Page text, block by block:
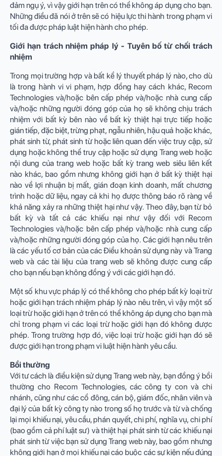
đảm ngụ ý, vì vậy giới hạn trên có thể không áp dụng cho bạn.
Những điều đã nói ở trên sẽ có hiệu lực thi hành trong phạm vi
tối đa được pháp luật hiện hành cho phép.
Giới hạn trách nhiệm pháp lý - Tuyên bố từ chối trách
nhiệm
Trong mọi trường hợp và bất kể lý thuyết pháp lý nào, cho dù
là trong hành vi vi phạm, hợp đồng hay cách khác, Recom
Technologies và/hoặc bên cấp phép và/hoặc nhà cung cấp
và/hoặc những người đóng góp của họ sẽ không chịu trách
nhiệm với bất kỳ bên nào về bất kỳ thiệt hại trực tiếp hoặc
gián tiếp, đặc biệt, trừng phạt, ngẫu nhiên, hậu quả hoặc khác,
phát sinh từ, phát sinh từ hoặc liên quan đến việc truy cập, sử
dụng hoặc không thể truy cập hoặc sử dụng Trang web hoặc
nội dung của trang web hoặc bất kỳ trang web siêu liên kết
nào khác, bao gồm nhưng không giới hạn ở bất kỳ thiệt hại
nào về lợi nhuận bị mất, gián đoạn kinh doanh, mất chương
trình hoặc dữ liệu, ngay cả khi họ được thông báo rõ ràng về
khả năng xảy ra những thiệt hại như vậy. Theo đây, bạn từ bỏ
bất kỳ và tất cả các khiếu nại như vậy đối với Recom
Technologies và/hoặc bên cấp phép và/hoặc nhà cung cấp
và/hoặc những người đóng góp của họ. Các giới hạn nêu trên
là các yếu tố cơ bản của các Điều khoản sử dụng này và Trang
web và các tài liệu của trang web sẽ không được cung cấp
cho bạn nếu bạn không đồng ý với các giới hạn đó.
Một số khu vực pháp lý có thể không cho phép bất kỳ loại trừ
hoặc giới hạn trách nhiệm pháp lý nào nêu trên, vì vậy một số
loại trừ hoặc giới hạn ở trên có thể không áp dụng cho bạn mà
chỉ trong phạm vi các loại trừ hoặc giới hạn đó không được
phép. Trong trường hợp đó, việc loại trừ hoặc giới hạn đó sẽ
được giới hạn trong phạm vi luật hiện hành yêu cầu.
Bồi thường
Với tư cách là điều kiện sử dụng Trang web này, bạn đồng ý bồi
thường cho Recom Technologies, các công ty con và chi
nhánh, cũng như các cổ đông, cán bộ, giám đốc, nhân viên và
đại lý của bất kỳ công ty nào trong số họ trước và từ và chống
lại mọi khiếu nại, yêu cầu, phán quyết, chi phí, nghĩa vụ, chi phí
(bao gồm cả phí luật sư) và thiệt hại phát sinh từ các khiếu nại
phát sinh từ việc bạn sử dụng Trang web này, bao gồm nhưng
không giới hạn ở mọi khiếu nại cáo buộc các sự kiện nếu đúng